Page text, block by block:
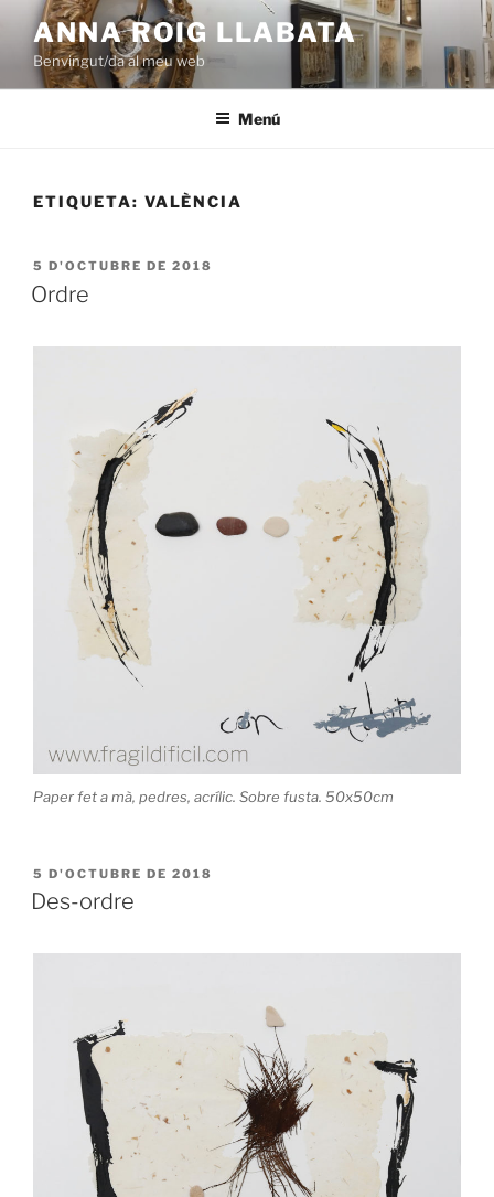
contingut
ANNA ROIG LLABATA
Benvingut/da al meu web
Menú
ETIQUETA: VALÈNCIA
PUBLICAT
A
5 D'OCTUBRE DE 2018
Ordre
Paper fet a mà, pedres, acrílic. Sobre fusta. 50x50cm
PUBLICAT
A
5 D'OCTUBRE DE 2018
Des-ordre